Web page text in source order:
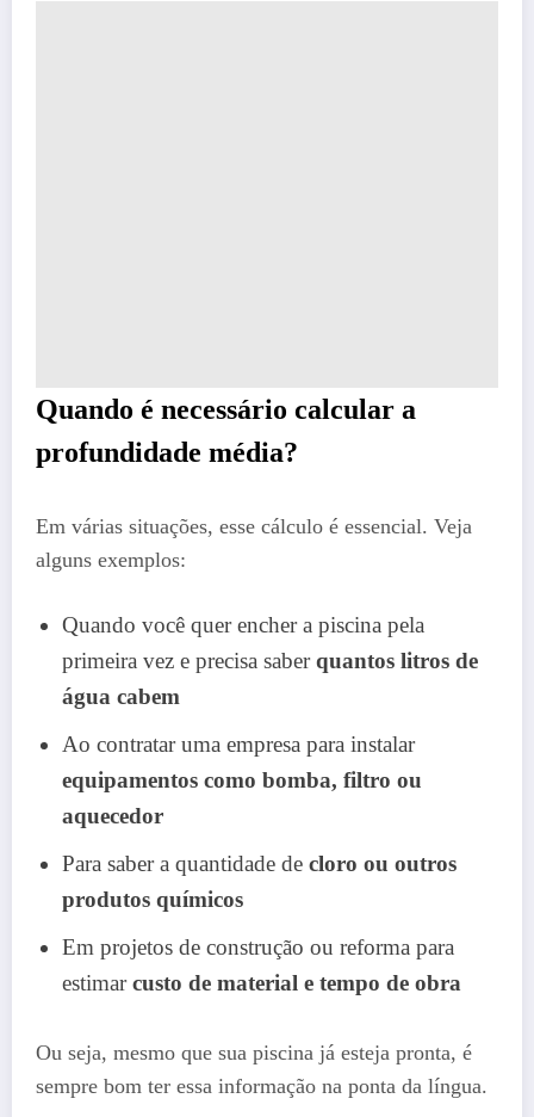
Quando é necessário calcular a
profundidade média?
Em várias situações, esse cálculo é essencial. Veja
alguns exemplos:
Quando você quer encher a piscina pela
primeira vez e precisa saberquantos litros de
água cabem
Ao contratar uma empresa para instalar
equipamentos como bomba, filtro ou
aquecedor
Para saber a quantidade de cloro ou outros
produtos químicos
Em projetos de construção ou reforma para
estimarcusto de material e tempo de obra
Ou seja, mesmo que sua piscina já esteja pronta, é
sempre bom ter essa informação na ponta da língua.